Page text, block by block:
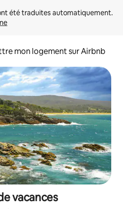
mon logement sur Airbnb
vacances